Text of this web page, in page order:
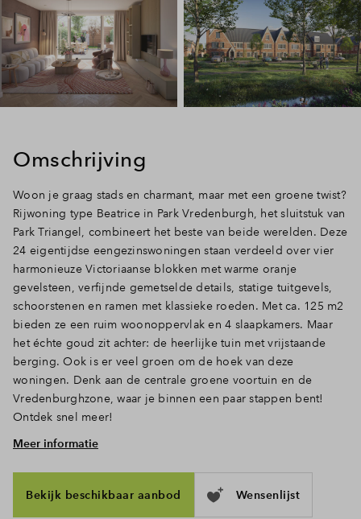
Omschrijving
Woon je graag stads en charmant, maar met een groene twist?
Rijwoning type Beatrice in Park Vredenburgh, het sluitstuk van
Park Triangel, combineert het beste van beide werelden. Deze
24 eigentijdse eengezinswoningen staan verdeeld over vier
harmonieuze Victoriaanse blokken met warme oranje
gevelsteen, verfijnde gemetselde details, statige tuitgevels,
schoorstenen en ramen met klassieke roeden. Met ca. 125 m2
bieden ze een ruim woonoppervlak en 4 slaapkamers. Maar
het échte goud zit achter: de heerlijke tuin met vrijstaande
berging. Ook is er veel groen om de hoek van deze
woningen. Denk aan de centrale groene voortuin en de
Vredenburghzone, waar je binnen een paar stappen bent!
Ontdek snel meer!
Ruimte, licht en openslaande deuren naar de tuin
toilet en trapopgang loop je door naar het woongedeelte,
waar het daglicht door de hoge ramen en deuren rijkelijk
Meer informatie
Bekijk beschikbaar aanbod Wensenlijst